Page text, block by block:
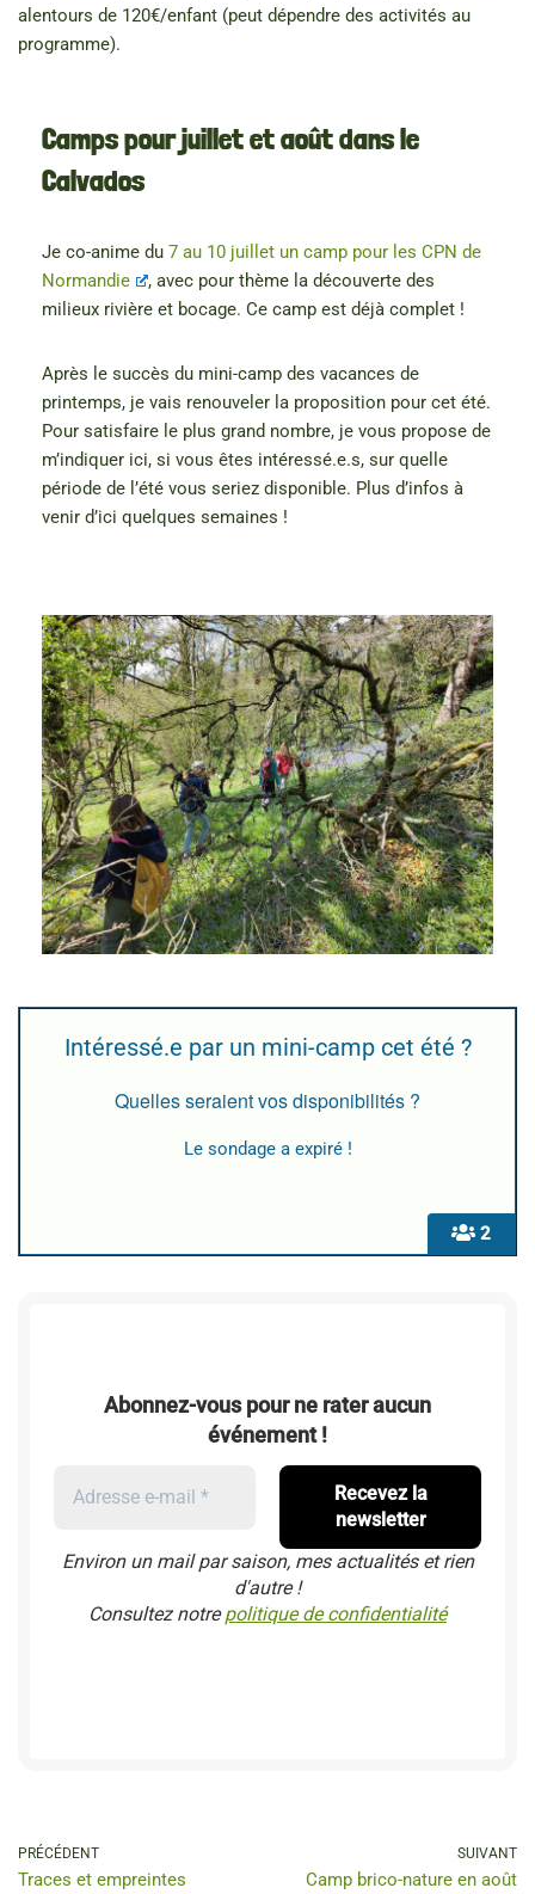
alentours de 120€/enfant (peut dépendre des activités au
programme).
Camps pour juillet et août dans le
Calvados
Je co-anime du 7 au 10 juillet un camp pour les CPN de
Normandie
, avec pour thème la découverte des
milieux rivière et bocage. Ce camp est déjà complet !
Après le succès du mini-camp des vacances de
printemps, je vais renouveler la proposition pour cet été.
Pour satisfaire le plus grand nombre, je vous propose de
m’indiquer ici, si vous êtes intéressé.e.s, sur quelle
période de l’été vous seriez disponible. Plus d’infos à
venir d’ici quelques semaines !
2
Intéressé.e par un mini-camp cet été ?
Quelles seraient vos disponibilités ?
Le sondage a expiré !
Abonnez-vous pour ne rater aucun
événement !
Environ un mail par saison, mes actualités et rien
d'autre !
Consultez notrepolitique de confidentialité
PRÉCÉDENT
Traces et empreintes
SUIVANT
Camp brico-nature en août